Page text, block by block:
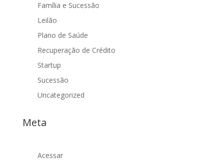
Família e Sucessão
Leilão
Plano de Saúde
Recuperação de Crédito
Startup
Sucessão
Uncategorized
Meta
Acessar